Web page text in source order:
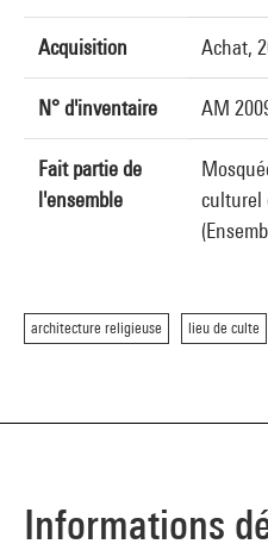
Acquisition Achat,
N° d'inventaire AM
Fait partie de
l'ensemble
culturel
architecture religieuse lieu de culte
Informations